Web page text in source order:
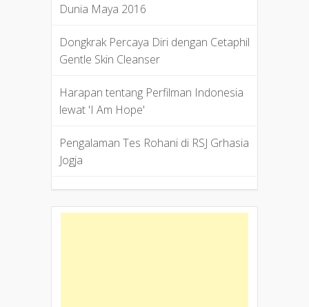
Dunia Maya 2016
Dongkrak Percaya Diri dengan Cetaphil
Gentle Skin Cleanser
Harapan tentang Perfilman Indonesia
lewat 'I Am Hope'
Pengalaman Tes Rohani di RSJ Grhasia
Jogja